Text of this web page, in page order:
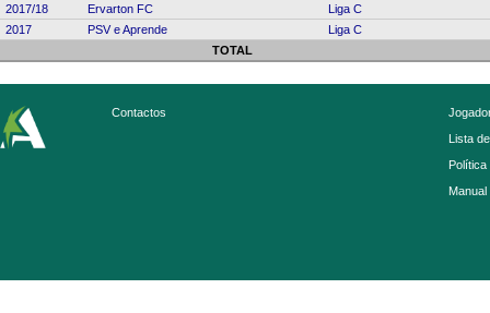
2017/18
Ervarton FC
Liga C
2017
PSV e Aprende
Liga C
TOTAL
Contactos
Lista
Política